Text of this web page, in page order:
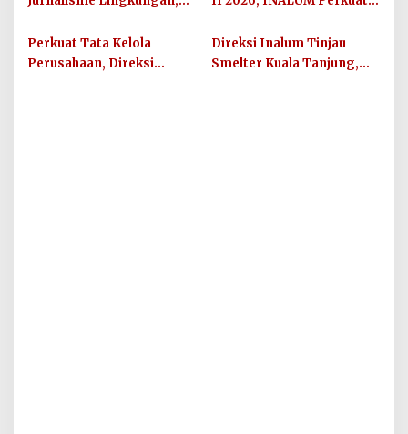
Lahirkan 65 Karya
Konservasi
Perusahaan
Perkuat Tata Kelola
Perusahaan, Direksi
Direksi Inalum Tinjau
Smelter Kuala Tanjung,